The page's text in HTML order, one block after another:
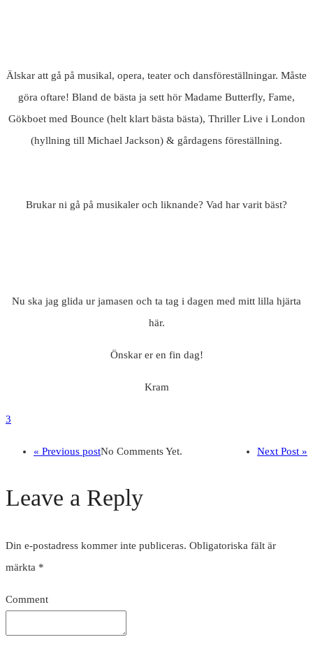
Älskar att gå på musikal, opera, teater och dansföreställningar. Måste
göra oftare! Bland de bästa ja sett hör Madame Butterfly, Fame,
Gökboet med Bounce (helt klart bästa bästa), Thriller Live i London
(hyllning till Michael Jackson) & gårdagens föreställning.
Brukar ni gå på musikaler och liknande? Vad har varit bäst?
Nu ska jag glida ur jamasen och ta tag i dagen med mitt lilla hjärta
här.
Önskar er en fin dag!
Kram
3
« Previous post Next Post »
No Comments Yet.
Leave a Reply
Din e-postadress kommer inte publiceras. Obligatoriska fält är
märkta *
Comment